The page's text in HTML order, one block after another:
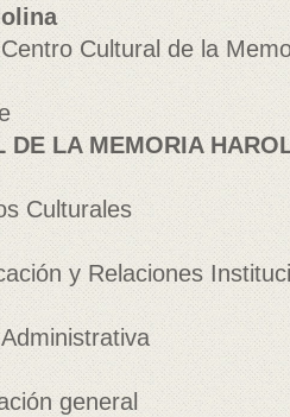
Cultural de la
DE LA MEMORIA
Culturales
y Relaciones
general